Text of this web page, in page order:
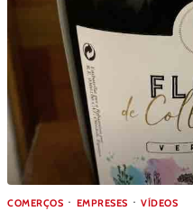
COMERÇOS EMPRESES VÍDEOS